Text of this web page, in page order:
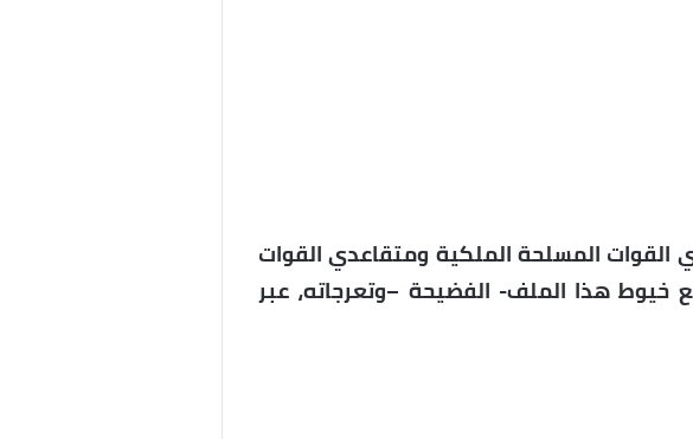
القوات المسلحة الملكية ومتقاعدي القوات
” الجهة 8 ” على تتبع خيوط هذا الملف- الفضيحة –وتعرجاته، عبر